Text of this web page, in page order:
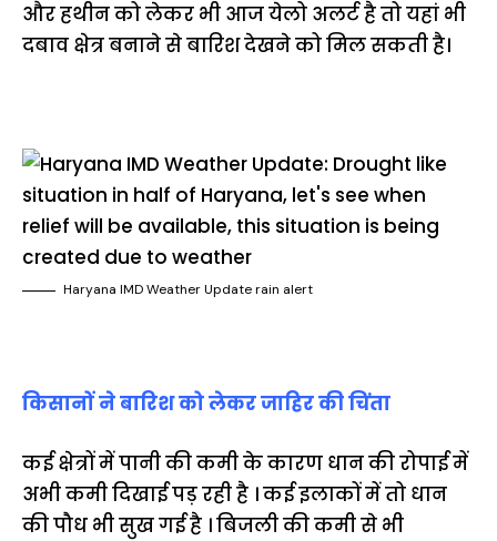
और हथीन को लेकर भी आज येलो अलर्ट है तो यहां भी
दबाव क्षेत्र बनाने से बारिश देखने को मिल सकती है।
Haryana IMD Weather Update rain alert
किसानों ने बारिश को लेकर जाहिर की चिंता
कई क्षेत्रों में पानी की कमी के कारण धान की रोपाई में
अभी कमी दिखाई पड़ रही है । कई इलाकों में तो धान
की पौध भी सुख गई है । बिजली की कमी से भी